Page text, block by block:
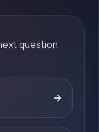
question
→